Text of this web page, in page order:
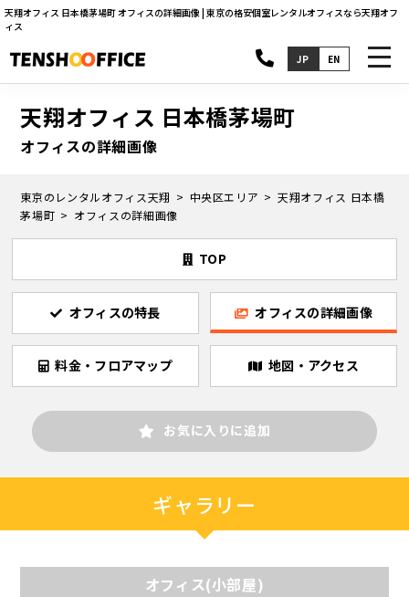
天翔オフィス 日本橋茅場町 オフィスの詳細画像 | 東京の格安個室レンタルオフィスなら天翔オフ
ィス
JP EN
天翔オフィス 日本橋茅場町
オフィスの詳細画像
東京のレンタルオフィス天翔 中央区エリア
天翔オフィス 日本橋
茅場町
オフィスの詳細画像
TOP
オフィスの特長 オフィスの詳細画像
料金・フロアマップ 地図・アクセス
お気に入りに追加
ギャラリー
オフィス(小部屋)